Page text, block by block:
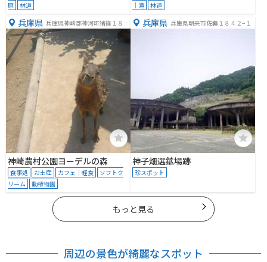
原
林道
｜滝
林道
兵庫県 兵庫県神崎郡神河町猪篠１８６
８
神崎農村公園ヨーデルの森
食事処 お土産 カフェ｜軽食
ソフトク
リーム
動植物園
兵庫県 兵庫県朝来市佐嚢１８４２−１
神子畑選鉱場跡
珍スポット
もっと見る
周辺の景色が綺麗なスポット